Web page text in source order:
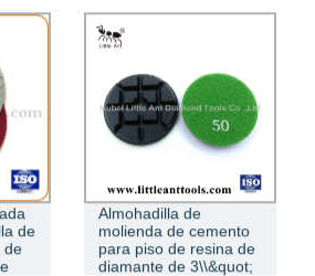
de
de
Almohadilla de
molienda de cemento
para piso de resina de
diamante de 3\\&quot;